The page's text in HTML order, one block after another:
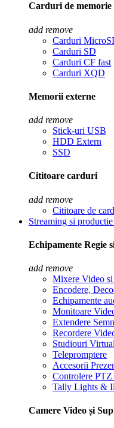
Carduri de memorie
add remove
Carduri
Carduri SD
Carduri CF fast
Carduri XQD
Memorii externe
add remove
Stick-uri USB
HDD Extern
SSD
Cititoare carduri
add remove
Cititoare de card
Streaming si productie
Echipamente Regie
add remove
Mixere Video
Encodere,
Echipamente
Monitoare
Extendere
Recordere
Studiouri
Telepromptere
Accesorii
Controlere
Tally Lights &
Camere Video și